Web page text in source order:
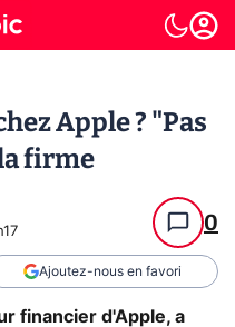
Apple ? "Pas
firme
0
Ajoutez-nous en favori
financier d'Apple, a